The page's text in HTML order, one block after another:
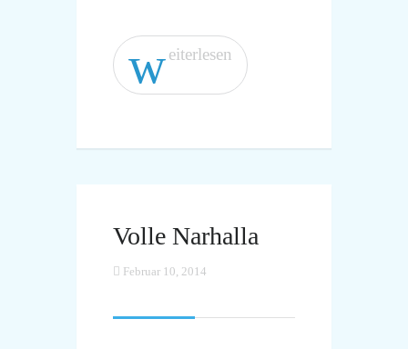
weiterlesen
Volle Narhalla
Februar 10, 2014